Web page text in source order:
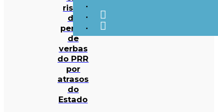
risco
de
perda
de
verbas
do PRR
por
atrasos
do
Estado